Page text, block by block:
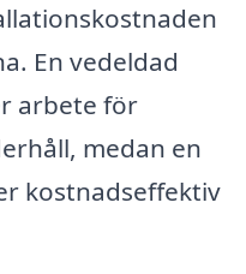
En vedeldad
arbete för
medan en
kostnadseffektiv